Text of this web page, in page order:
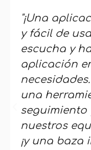
"¡Una
y fácil de
escucha y
aplicación
una
seguimiento
nuestros
¡y una baza